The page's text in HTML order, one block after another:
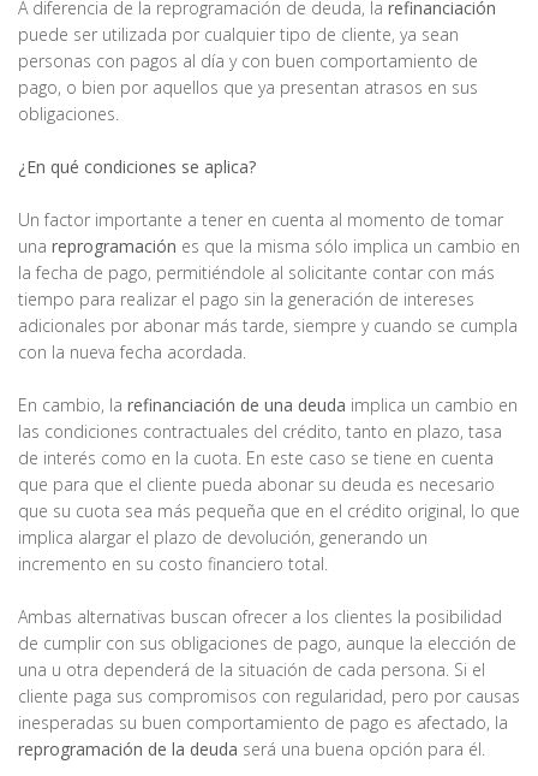
A diferencia de la reprogramación de deuda, la refinanciación
puede ser utilizada por cualquier tipo de cliente, ya sean
personas con pagos al día y con buen comportamiento de
pago, o bien por aquellos que ya presentan atrasos en sus
obligaciones.
¿En qué condiciones se aplica?
Un factor importante a tener en cuenta al momento de tomar
una reprogramación es que la misma sólo implica un cambio en
la fecha de pago, permitiéndole al solicitante contar con más
tiempo para realizar el pago sin la generación de intereses
adicionales por abonar más tarde, siempre y cuando se cumpla
con la nueva fecha acordada.
En cambio, la refinanciación de una deuda implica un cambio en
las condiciones contractuales del crédito, tanto en plazo, tasa
de interés como en la cuota. En este caso se tiene en cuenta
que para que el cliente pueda abonar su deuda es necesario
que su cuota sea más pequeña que en el crédito original, lo que
implica alargar el plazo de devolución, generando un
incremento en su costo financiero total.
Ambas alternativas buscan ofrecer a los clientes la posibilidad
de cumplir con sus obligaciones de pago, aunque la elección de
una u otra dependerá de la situación de cada persona. Si el
cliente paga sus compromisos con regularidad, pero por causas
inesperadas su buen comportamiento de pago es afectado, la
reprogramación de la deuda será una buena opción para él.